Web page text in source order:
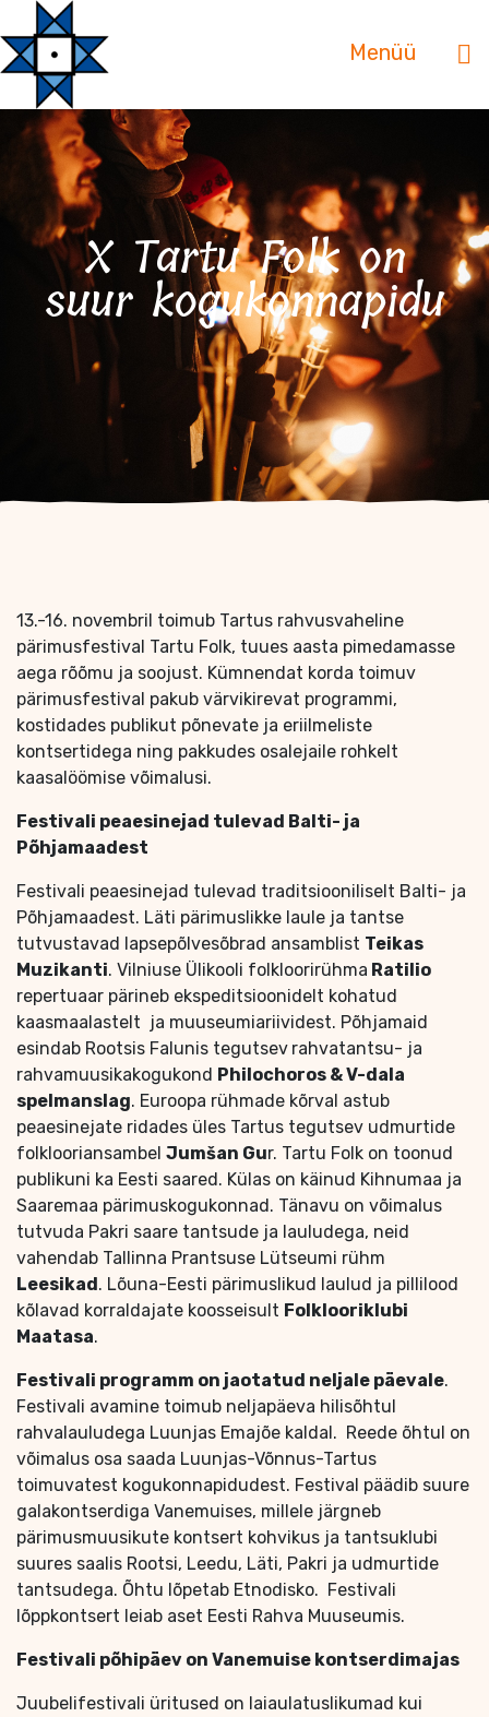
Menüü
X Tartu Folk on
suur kogukonnapidu
13.-16. novembril toimub Tartus rahvusvaheline
pärimusfestival Tartu Folk, tuues aasta pimedamasse
aega rõõmu ja soojust. Kümnendat korda toimuv
pärimusfestival pakub värvikirevat programmi,
kostidades publikut põnevate ja eriilmeliste
kontsertidega ning pakkudes osalejaile rohkelt
kaasalöömise võimalusi.
Festivali peaesinejad tulevad Balti- ja
Põhjamaadest
Festivali peaesinejad tulevad traditsiooniliselt Balti- ja
Põhjamaadest. Läti pärimuslikke laule ja tantse
tutvustavad lapsepõlvesõbrad ansamblist Teikas
Muzikanti. Vilniuse Ülikooli folkloorirühma Ratilio
repertuaar pärineb ekspeditsioonidelt kohatud
kaasmaalastelt ja muuseumiariividest. Põhjamaid
esindab Rootsis Falunis tegutsev rahvatantsu- ja
rahvamuusikakogukond Philochoros & V-dala
spelmanslag. Euroopa rühmade kõrval astub
peaesinejate ridades üles Tartus tegutsev udmurtide
folklooriansambel Jumšan Gur. Tartu Folk on toonud
publikuni ka Eesti saared. Külas on käinud Kihnumaa ja
Saaremaa pärimuskogukonnad. Tänavu on võimalus
tutvuda Pakri saare tantsude ja lauludega, neid
vahendab Tallinna Prantsuse Lütseumi rühm
Leesikad. Lõuna-Eesti pärimuslikud laulud ja pillilood
kõlavad korraldajate koosseisult Folklooriklubi
Maatasa.
Festivali programm on jaotatud neljale päevale.
Festivali avamine toimub neljapäeva hilisõhtul
rahvalauludega Luunjas Emajõe kaldal. Reede õhtul on
võimalus osa saada Luunjas-Võnnus-Tartus
toimuvatest kogukonnapidudest. Festival päädib suure
galakontserdiga Vanemuises, millele järgneb
pärimusmuusikute kontsert kohvikus ja tantsuklubi
suures saalis Rootsi, Leedu, Läti, Pakri ja udmurtide
tantsudega. Õhtu lõpetab Etnodisko. Festivali
lõppkontsert leiab aset Eesti Rahva Muuseumis.
Festivali põhipäev on Vanemuise kontserdimajas
Juubelifestivali üritused on laiaulatuslikumad kui